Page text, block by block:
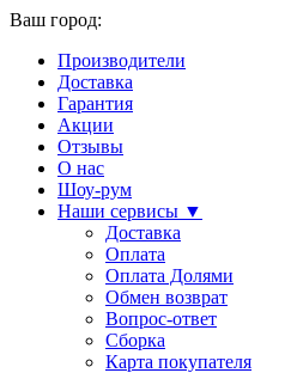
Ваш город:
Производители
Доставка
Гарантия
Акции
Отзывы
О нас
Шоу-рум
Наши сервисы ▼
Доставка
Оплата
Оплата Долями
Обмен возврат
Вопрос-ответ
Сборка
Карта покупателя